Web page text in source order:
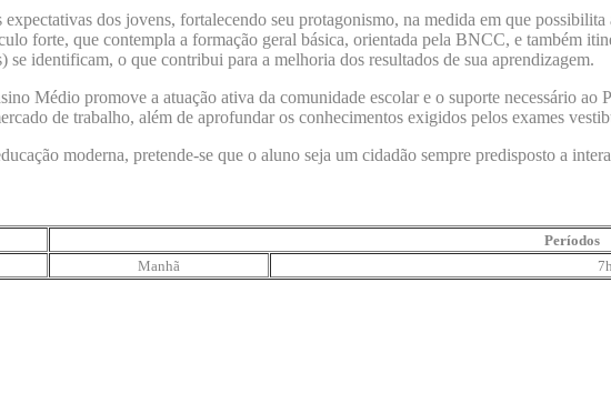
dos jovens, fortalecendo seu protagonismo, na medida em que
forte, que contempla a formação geral básica, orientada pela BNCC, e também
se identificam, o que contribui para a melhoria dos resultados de sua aprendizagem.
Médio promove a atuação ativa da comunidade escolar e o suporte necessário
de trabalho, além de aprofundar os conhecimentos exigidos pelos exames
moderna, pretende-se que o aluno seja um cidadão sempre predisposto a
Períodos
Manhã